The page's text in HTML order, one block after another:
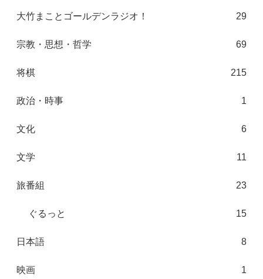
大竹まことゴールデンラジオ！ 29
宗教・思想・哲学 69
将棋 215
政治・時事 1
文化 6
文学 11
旅番組 23
ぐるっと 15
日本語 8
映画 1